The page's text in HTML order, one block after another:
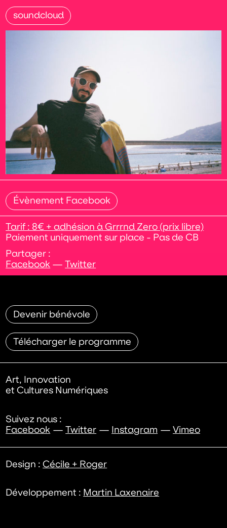
soundcloud
Évènement Facebook
Tarif : 8€ + adhésion à Grrrnd Zero (prix libre)
Paiement uniquement sur place - Pas de CB
Partager :
Facebook —Twitter
Devenir bénévole
Télécharger le programme
Art, Innovation
et Cultures Numériques
Suivez nous :
Facebook
Twitter Instagram Vimeo
Design : Cécile + Roger
Développement : Martin Laxenaire